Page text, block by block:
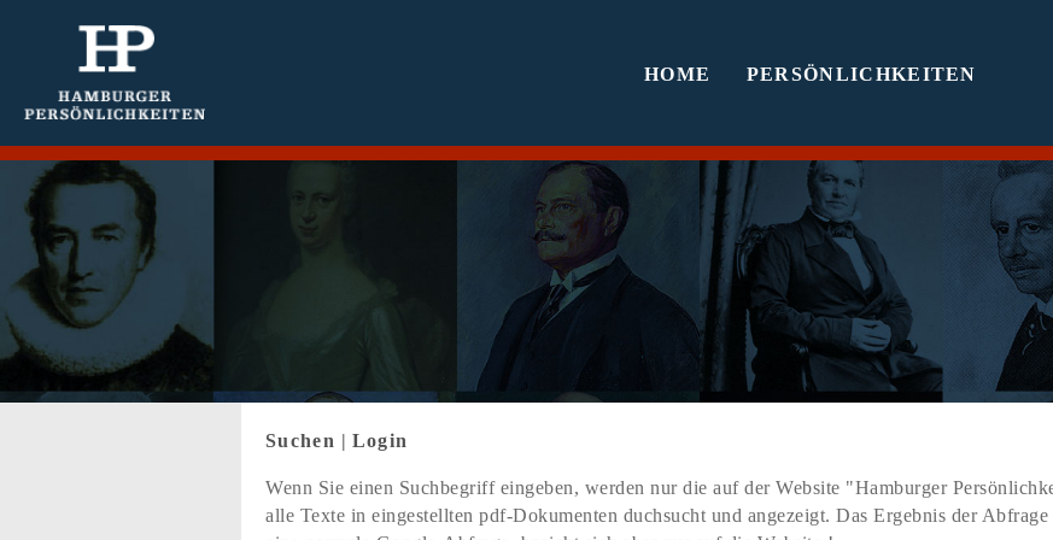
HOME PERSÖNLICHKEITEN
Suchen | Login
Wenn Sie einen Suchbegriff eingeben, werden nur die auf der Website "Hamburger
alle Texte in eingestellten pdf-Dokumenten duchsucht und angezeigt. Das Ergebnis der